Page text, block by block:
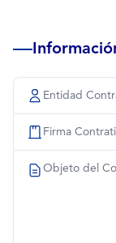
Entidad
Firma
Objeto del